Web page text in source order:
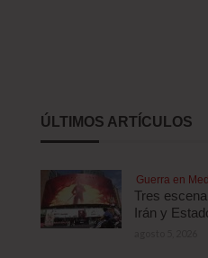
ÚLTIMOS ARTÍCULOS
Guerra en
Tres
Irán y